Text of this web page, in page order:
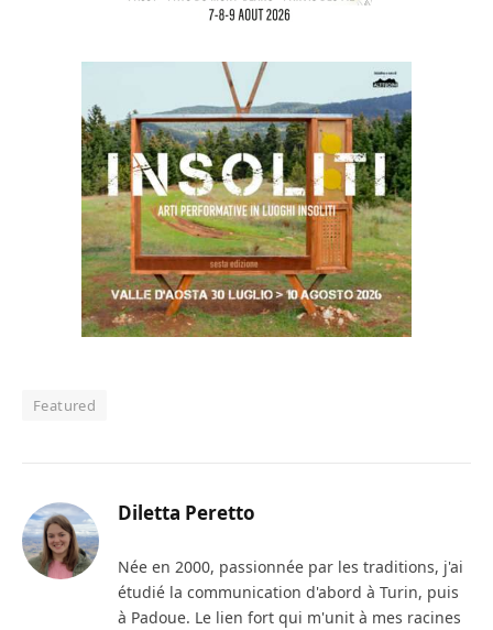
Featured
Diletta Peretto
Née en 2000, passionnée par les traditions, j'ai
étudié la communication d'abord à Turin, puis
à Padoue. Le lien fort qui m'unit à mes racines